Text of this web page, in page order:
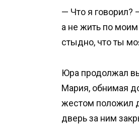
— Что я говорил?
а не жить по
стыдно, что ты
Юра продолжал
Мария, обнимая
жестом положил
дверь за ним